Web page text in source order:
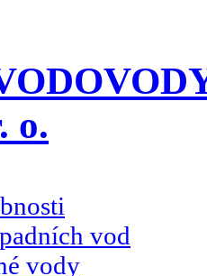
o.
vod
vody